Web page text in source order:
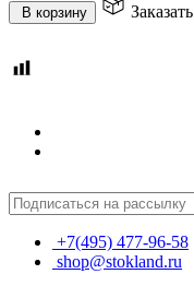
В корзину Заказать
+7(495) 477-96-58
shop@stokland.ru